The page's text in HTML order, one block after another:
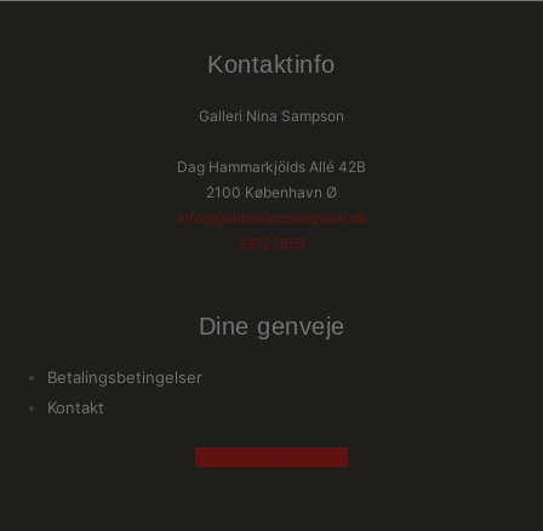
Kontaktinfo
Galleri Nina Sampson
Dag Hammarkjölds Allé 42B
2100 København Ø
info@gallerininasampson.dk
28122859
Dine genveje
Betalingsbetingelser
Kontakt